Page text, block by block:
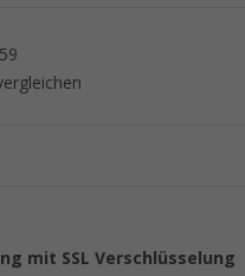
mit SSL Verschlüsselung
Confurn R-EVOLUTION Push